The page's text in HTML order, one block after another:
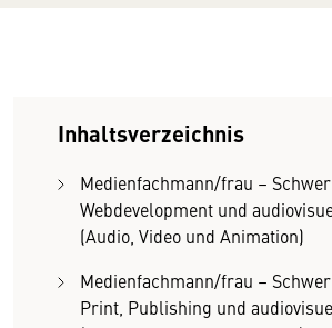
Inhaltsverzeichnis
Medienfachmann/frau –
Webdevelopment und
(Audio, Video und Animation)
Medienfachmann/frau –
Print, Publishing und